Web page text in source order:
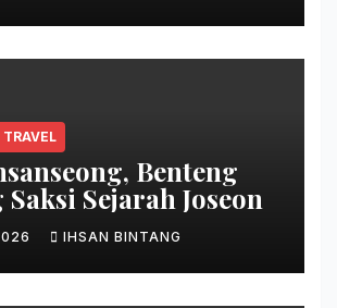
TRAVEL
Benteng
Sejarah Joseon
IHSAN BINTANG